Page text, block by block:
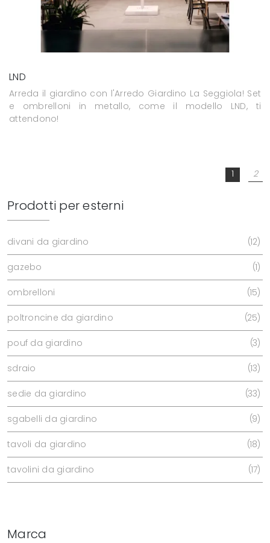
LND
Arreda il giardino con l'Arredo Giardino La Seggiola! Set
e ombrelloni in metallo, come il modello LND, ti
attendono!
1 2
Prodotti per esterni
divani da giardino 12
gazebo 1
ombrelloni 15
poltroncine da giardino 25
pouf da giardino 3
sdraio 13
sedie da giardino 33
sgabelli da giardino 9
tavoli da giardino 18
tavolini da giardino 17
Marca